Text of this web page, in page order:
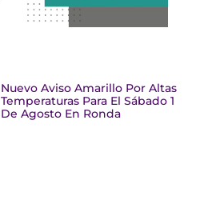
Nuevo Aviso Amarillo Por Altas
Temperaturas Para El Sábado 1
De Agosto En Ronda